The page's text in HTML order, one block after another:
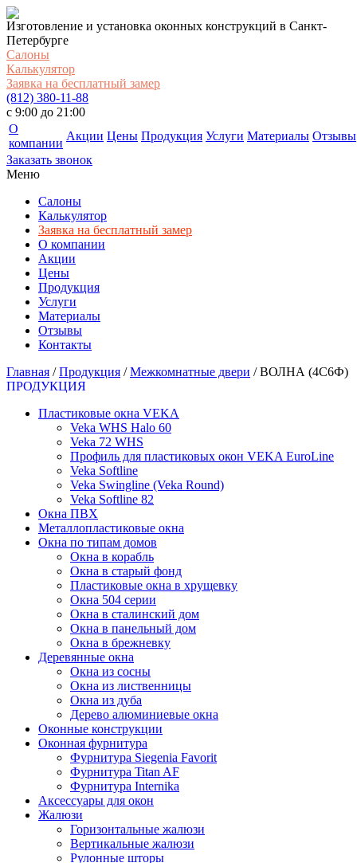
Изготовление и установка оконных конструкций в Санкт-
Петербурге
Салоны
Калькулятор
Заявка на бесплатный замер
(812) 380-11-88
c 9:00 до 21:00
О
компании
Акции Цены Продукция Услуги Материалы Отзывы
Заказать звонок
Меню
Салоны
Калькулятор
Заявка на бесплатный замер
О компании
Акции
Цены
Продукция
Услуги
Материалы
Отзывы
Контакты
Главная /Продукция /Межкомнатные двери /ВОЛНА (4С6Ф)
ПРОДУКЦИЯ
Пластиковые окна VEKA
Veka WHS Halo 60
Veka 72 WHS
Профиль для пластиковых окон VEKA EuroLine
Veka Softline
Veka Swingline (Veka Round)
Veka Softline 82
Окна ПВХ
Металлопластиковые окна
Окна по типам домов
Окна в корабль
Окна в старый фонд
Пластиковые окна в хрущевку
Окна 504 серии
Окна в сталинский дом
Окна в панельный дом
Окна в брежневку
Деревянные окна
Окна из сосны
Окна из лиственницы
Окна из дуба
Дерево алюминиевые окна
Оконные конструкции
Оконная фурнитура
Фурнитура Siegenia Favorit
Фурнитура Titan AF
Фурнитура Internika
Аксессуары для окон
Жалюзи
Горизонтальные жалюзи
Вертикальные жалюзи
Рулонные шторы